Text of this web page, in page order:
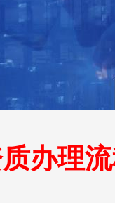
办理